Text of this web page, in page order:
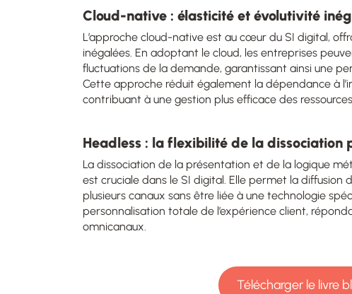
Cloud-native : élasticité et évolutivité
L’approche cloud-native est au cœur du SI digital,
inégalées. En adoptant le cloud, les entreprises
fluctuations de la demande, garantissant ainsi une
Cette approche réduit également la dépendance à
contribuant à une gestion plus efficace des
Headless : la flexibilité de la dissociation
La dissociation de la présentation et de la logique
est cruciale dans le SI digital. Elle permet la diffusion
plusieurs canaux sans être liée à une technologie
personnalisation totale de l’expérience client,
omnicanaux.
Télécharger le livre